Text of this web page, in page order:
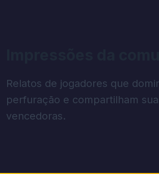
Relatos de jogadores que
perfuração e compartilham
vencedoras.